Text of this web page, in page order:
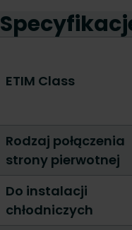
ETIM Class
Rodzaj połączenia
strony pierwotnej
Do instalacji
chłodniczych